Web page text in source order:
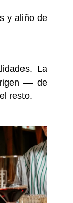
y aliño de
La
— de
resto.